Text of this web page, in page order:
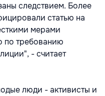
следствием. Более
статью на
мерами
по требованию
- считает
люди - активисты и